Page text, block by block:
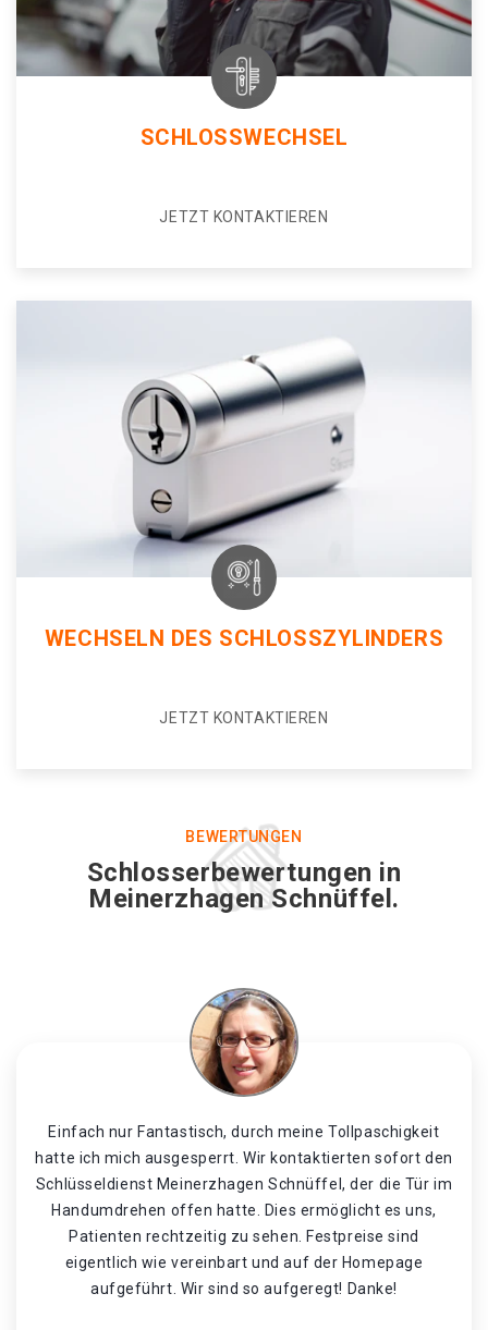
SCHLOSSWECHSEL
JETZT KONTAKTIEREN
WECHSELN DES SCHLOSSZYLINDERS
JETZT KONTAKTIEREN
BEWERTUNGEN
Schlosserbewertungen in
Meinerzhagen Schnüffel.
Einfach nur Fantastisch, durch meine Tollpaschigkeit
hatte ich mich ausgesperrt. Wir kontaktierten sofort den
Schlüsseldienst Meinerzhagen Schnüffel, der die Tür im
Handumdrehen offen hatte. Dies ermöglicht es uns,
Patienten rechtzeitig zu sehen. Festpreise sind
eigentlich wie vereinbart und auf der Homepage
aufgeführt. Wir sind so aufgeregt! Danke!